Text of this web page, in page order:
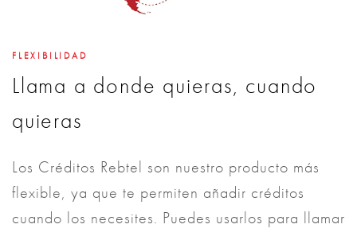
FLEXIBILIDAD
Llama a donde quieras, cuando
quieras
Los Créditos Rebtel son nuestro producto más
flexible, ya que te permiten añadir créditos
cuando los necesites. Puedes usarlos para llamar